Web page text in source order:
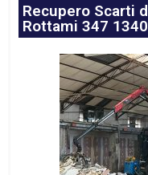
Recupero Scarti
Rottami 347